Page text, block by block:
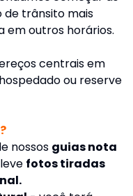
de trânsito mais
em outros horários.
centrais em
ou reserve
nossos guias nota
fotos tiradas